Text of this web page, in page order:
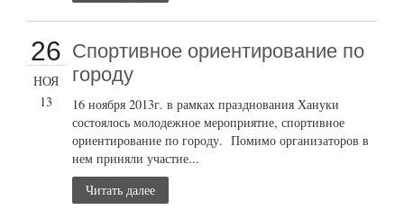
26
НОЯ
13
Cпортивное ориентирование по
городу
16 ноября 2013г. в рамках празднования Хануки
состоялось молодежное мероприятие, спортивное
ориентирование по городу. Помимо организаторов в
нем приняли участие...
Читать далее